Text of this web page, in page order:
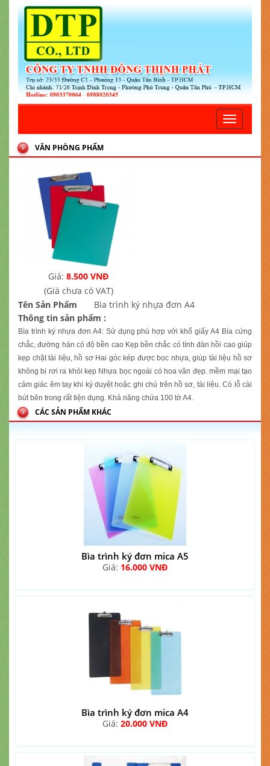
Toggle
VĂN PHÒNG PHẨM
Giá: 8.500 VNĐ
(Giá chưa có VAT)
Tên Sản Phẩm
Bìa trình ký nhựa đơn A4
Thông tin sản phẩm :
Bìa trình ký nhựa đơn A4: Sử dụng phù hợp với khổ giấy A4 Bìa cứng
chắc, đường hàn có độ bền cao Kẹp bền chắc có tính đàn hồi cao giúp
kẹp chặt tài liệu, hồ sơ Hai góc kép được bọc nhựa, giúp tài liệu hồ sơ
không bị rơi ra khỏi kẹp Nhựa bọc ngoài có hoa văn đẹp. mềm mại tạo
cảm giác êm tay khi ký duyệt hoặc ghi chú trên hồ sơ, tài liệu. Có lỗ cài
bút bên trong rất tiện dụng. Khả năng chứa 100 tờ A4.
CÁC SẢN PHẨM KHÁC
Bìa trình ký đơn mica A5
Giá: 16.000 VNĐ
Bìa trình ký đơn mica A4
Giá: 20.000 VNĐ